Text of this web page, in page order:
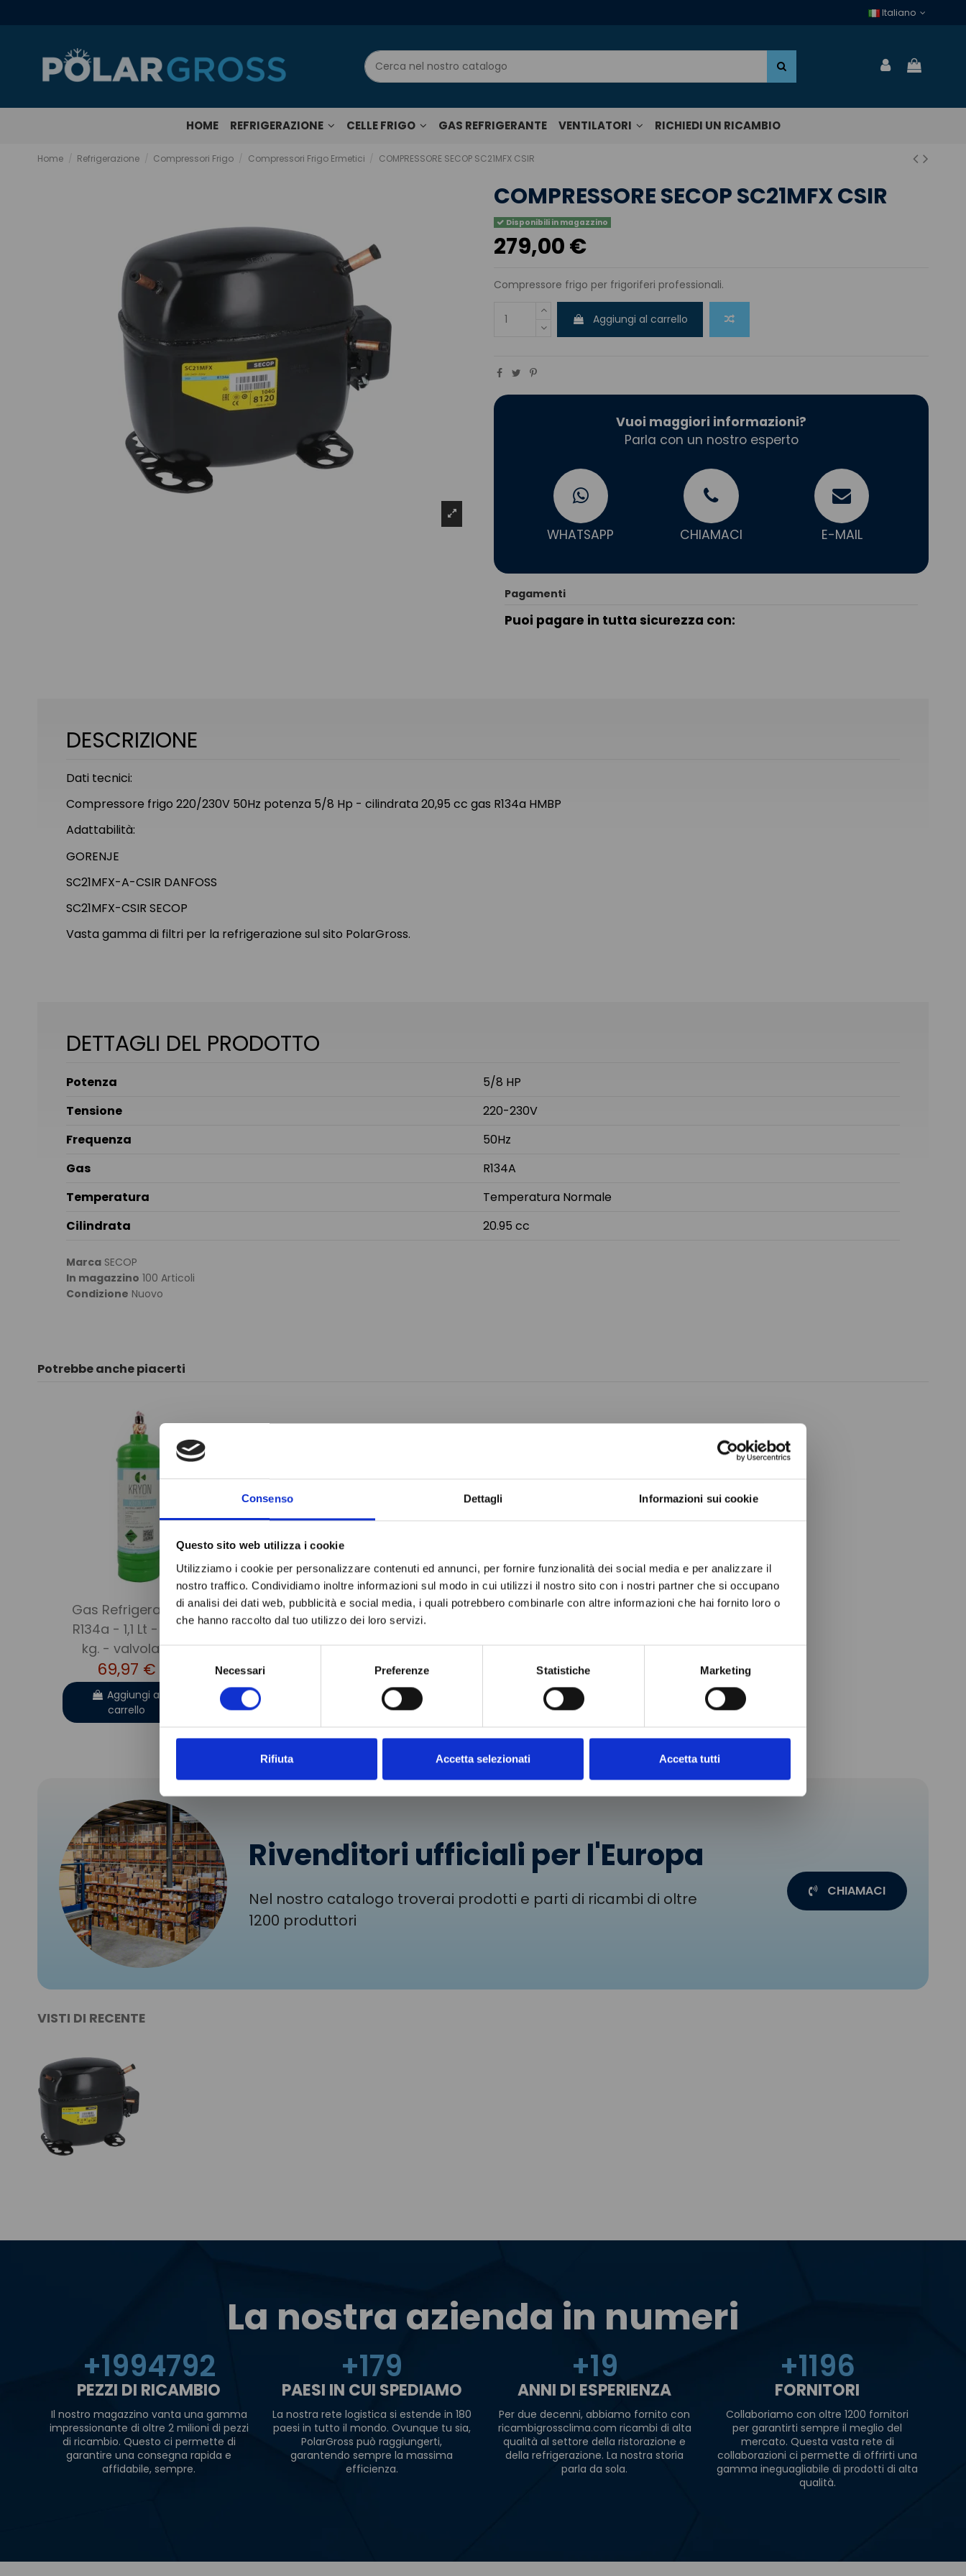
Consenso Dettagli Informazioni sui cookie
Questo sito web utilizza i cookie
Utilizziamo i cookie per personalizzare contenuti ed annunci, per fornire funzionalità dei social media e per analizzare il
nostro traffico. Condividiamo inoltre informazioni sul modo in cui utilizzi il nostro sito con i nostri partner che si occupano
di analisi dei dati web, pubblicità e social media, i quali potrebbero combinarle con altre informazioni che hai fornito loro o
che hanno raccolto dal tuo utilizzo dei loro servizi.
Necessari Preferenze Statistiche Marketing
Rifiuta Accetta selezionati Accetta tutti
Italiano
HOME REFRIGERAZIONE CELLE FRIGO GAS REFRIGERANTE VENTILATORI RICHIEDI UN RICAMBIO
Home Refrigerazione Compressori Frigo Compressori Frigo Ermetici COMPRESSORE SECOP SC21MFX CSIR
COMPRESSORE SECOP SC21MFX CSIR
Disponibili in magazzino
279,00 €
Compressore frigo per frigoriferi professionali.
Aggiungi al carrello
Vuoi maggiori informazioni?
Parla con un nostro esperto
WHATSAPP CHIAMACI E-MAIL
Pagamenti
Puoi pagare in tutta sicurezza con:
DESCRIZIONE
Dati tecnici:
Compressore frigo 220/230V 50Hz potenza 5/8 Hp - cilindrata 20,95 cc gas R134a HMBP
Adattabilità:
GORENJE
SC21MFX-A-CSIR DANFOSS
SC21MFX-CSIR SECOP
Vasta gamma di filtri per la refrigerazione sul sito PolarGross.
DETTAGLI DEL PRODOTTO
Potenza
5/8 HP
Tensione
220-230V
Frequenza
50Hz
Gas
R134A
Temperatura
Temperatura Normale
Cilindrata
20.95 cc
Marca SECOP
In magazzino 100 Articoli
Condizione Nuovo
Potrebbe anche piacerti
Gas Refrigerante
R134a - 1,1 Lt - 0,9
kg. - valvola ¼
69,97 €
Aggiungi al
carrello
FILTRO
DISIDRATATORE
MG122/053
Rivenditori ufficiali per l'Europa
Nel nostro catalogo troverai prodotti e parti di ricambi di oltre
1200 produttori
CHIAMACI
VISTI DI RECENTE
La nostra azienda in numeri
+2000000
PEZZI DI RICAMBIO
Il nostro magazzino vanta una gamma
impressionante di oltre 2 milioni di pezzi
di ricambio. Questo ci permette di
garantire una consegna rapida e
affidabile, sempre.
+180
PAESI IN CUI SPEDIAMO
La nostra rete logistica si estende in 180
paesi in tutto il mondo. Ovunque tu sia,
PolarGross può raggiungerti,
garantendo sempre la massima
efficienza.
+20
ANNI DI ESPERIENZA
Per due decenni, abbiamo fornito con
ricambigrossclima.com ricambi di alta
qualità al settore della ristorazione e
della refrigerazione. La nostra storia
parla da sola.
+1200
FORNITORI
Collaboriamo con oltre 1200 fornitori
per garantirti sempre il meglio del
mercato. Questa vasta rete di
collaborazioni ci permette di offrirti una
gamma ineguagliabile di prodotti di alta
qualità.